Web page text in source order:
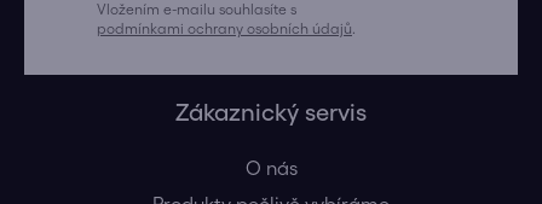
Vložením e-mailu souhlasíte s
podmínkami ochrany osobních údajů
Zákaznický servis
O nás